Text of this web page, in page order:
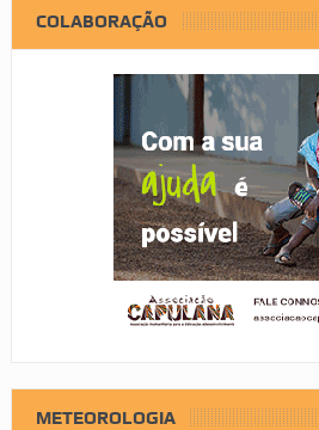
COLABORAÇÃO
METEOROLOGIA